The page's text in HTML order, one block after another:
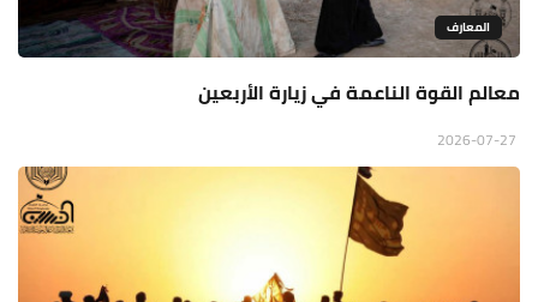
المعارف
معالم القوة الناعمة في زيارة الأربعين